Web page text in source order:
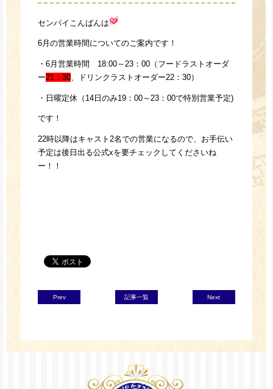
センパイこんばんは
6月の営業時間についてのご案内です！
・6月営業時間 18:00～23：00（フードラストオーダ
ー21：30、ドリンクラストオーダー22：30）
・日曜定休（14日のみ19：00～23：00で特別営業予定)
です！
22時以降はキャスト2名での営業になるので、お手伝い
予定は後日出る公式xを要チェックしてくださいね
ー！！
Prev 記事一覧 Next